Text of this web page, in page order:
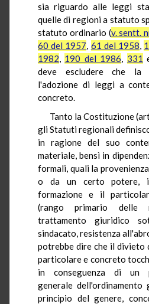
sia riguardo alle leggi
quelle di regioni a statuto
statuto ordinario (v. sentt.
60 del 1957, 61 del 1958,
1982, 190 del 1986, 331
deve escludere che la
l'adozione di leggi a
concreto.
Tanto la Costituzione
gli Statuti regionali
in ragione del suo
materiale, bensì in
formali, quali la
o da un certo potere,
formazione e il
(rango primario delle
trattamento giuridico
sindacato, resistenza
potrebbe dire che il divieto
particolare e concreto
in conseguenza di un
generale dell'ordinamento
principio del genere,